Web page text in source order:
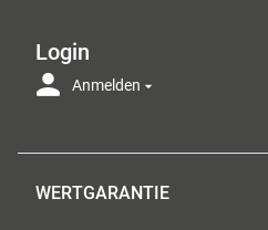
Login
Anmelden
WERTGARANTIE